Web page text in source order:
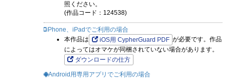
照ください。
(作品コード：124538)
iPhone、iPadでご利用の場合
本作品は
iOS用 CypherGuard PDF が必要です。作品
によってはオマケが同梱されていない場合があります。
ダウンロードの仕方
Android用専用アプリでご利用の場合